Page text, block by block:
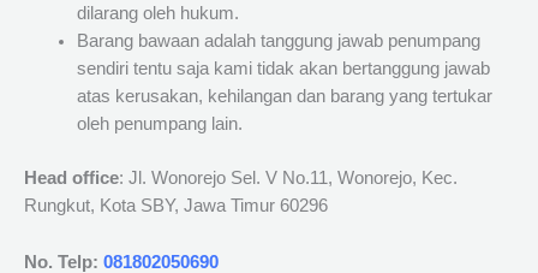
dilarang oleh hukum.
Barang bawaan adalah tanggung jawab penumpang
sendiri tentu saja kami tidak akan bertanggung jawab
atas kerusakan, kehilangan dan barang yang tertukar
oleh penumpang lain.
Head office: Jl. Wonorejo Sel. V No.11, Wonorejo, Kec.
Rungkut, Kota SBY, Jawa Timur 60296
No. Telp: 081802050690